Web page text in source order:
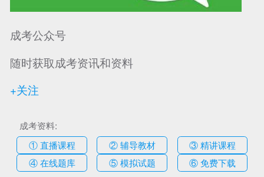
成考公众号
随时获取成考资讯和资料
+关注
成考资料:
① 直播课程
② 辅导教材
③ 精讲课程
④ 在线题库
⑤ 模拟试题 ⑥ 免费下载